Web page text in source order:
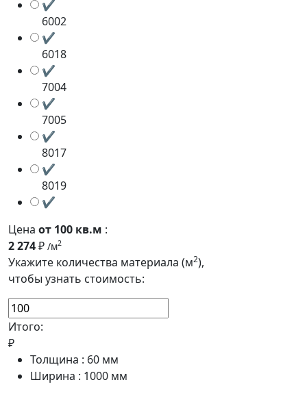
✔
6002
✔
6018
✔
7004
✔
7005
✔
8017
✔
8019
✔
Цена от 100 кв.м :
2 274₽ /м2
Укажите количества материала (м2),
чтобы узнать стоимость:
Итого:
₽
Толщина : 60 мм
Ширина : 1000 мм